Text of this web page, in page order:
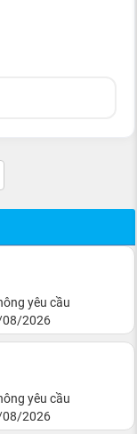
yêu cầu
2026
yêu cầu
2026